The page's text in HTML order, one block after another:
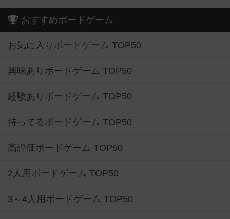
おすすめボードゲーム
お気に入りボードゲーム TOP50
興味ありボードゲーム TOP50
経験ありボードゲーム TOP50
持ってるボードゲーム TOP50
高評価ボードゲーム TOP50
2人用ボードゲーム TOP50
3～4人用ボードゲーム TOP50